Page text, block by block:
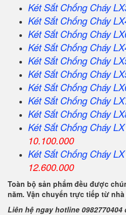
Két Sắt Chống Cháy
Két Sắt Chống Cháy
Két Sắt Chống Cháy
Két Sắt Chống Cháy
Két Sắt Chống Cháy
Két Sắt Chống Cháy
Két Sắt Chống Cháy
Két Sắt Chống Cháy
Két Sắt Chống Cháy
Két Sắt Chống Cháy
10.100.000
Két Sắt Chống Cháy
12.600.000
Toàn bộ sản phẩm đều được
năm. Vận chuyển trực tiếp từ nhà
Liên hệ ngay hotline